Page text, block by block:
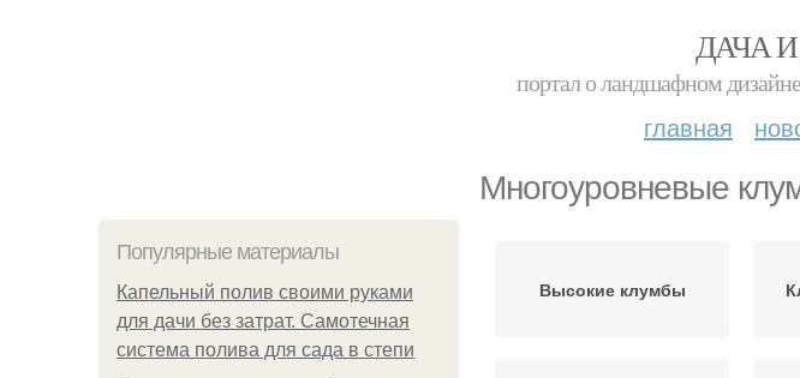
ДАЧА
портал о ландшафном
главная
Многоуровневые
Популярные материалы
Капельный полив своими руками
для дачи без затрат. Самотечная
система полива для сада в степи
Высокие клумбы